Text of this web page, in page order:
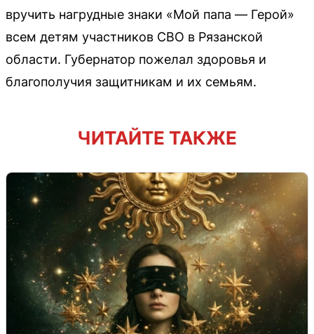
вручить нагрудные знаки «Мой папа — Герой»
всем детям участников СВО в Рязанской
области. Губернатор пожелал здоровья и
благополучия защитникам и их семьям.
ЧИТАЙТЕ ТАКЖЕ